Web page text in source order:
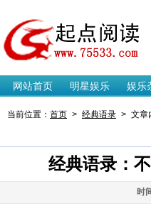
网站首页 明星娱乐 娱乐
当前位置： 首页 > 经典语录 > 文章
经典语录：
时